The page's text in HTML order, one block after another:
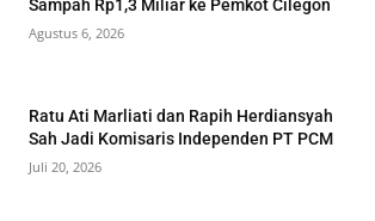
Sampah Rp1,3 Miliar ke Pemkot Cilegon
Agustus 6, 2026
Ratu Ati Marliati dan Rapih Herdiansyah
Sah Jadi Komisaris Independen PT PCM
Juli 20, 2026